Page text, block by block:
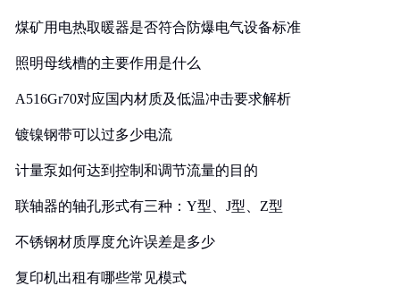
煤矿用电热取暖器是否符合防爆电气设备标准
照明母线槽的主要作用是什么
A516Gr70对应国内材质及低温冲击要求解析
镀镍钢带可以过多少电流
计量泵如何达到控制和调节流量的目的
联轴器的轴孔形式有三种：Y型、J型、Z型
不锈钢材质厚度允许误差是多少
复印机出租有哪些常见模式